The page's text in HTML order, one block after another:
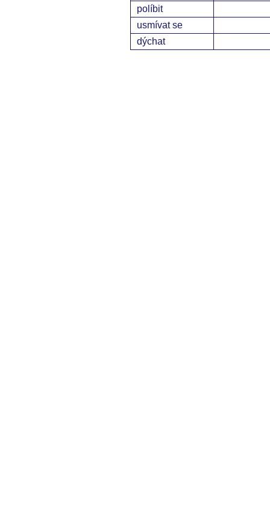
políbit
usmívat se
dýchat